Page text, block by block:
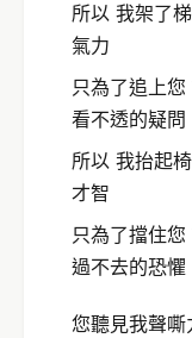
所以 我架了
氣力
只為了追上
看不透的疑問
所以 我抬起
才智
只為了擋住
過不去的恐懼
您聽見我聲嘶